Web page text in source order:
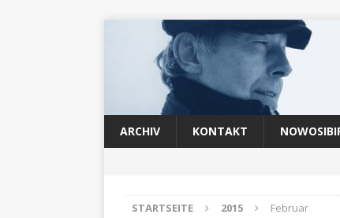
ARCHIV KONTAKT
STARTSEITE 2015 Februar